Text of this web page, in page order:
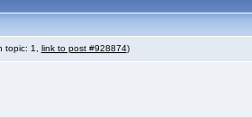
topic: 1, link to post #928874)